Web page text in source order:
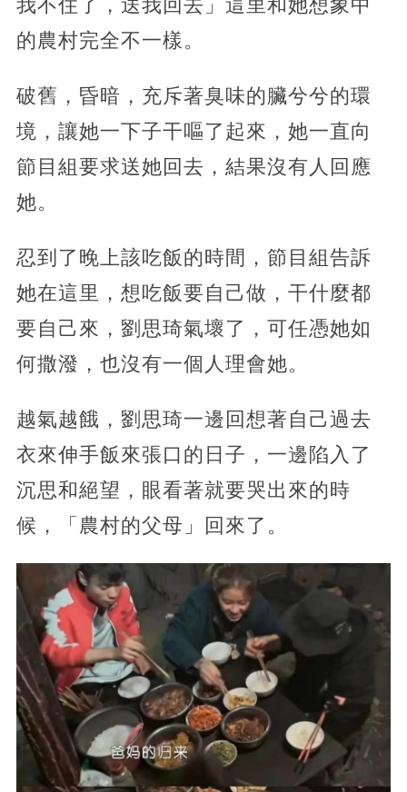
我不住了，送我回去」這里和她想象中
的農村完全不一樣。
破舊，昏暗，充斥著臭味的臟兮兮的環
境，讓她一下子干嘔了起來，她一直向
節目組要求送她回去，結果沒有人回應
她。
忍到了晚上該吃飯的時間，節目組告訴
她在這里，想吃飯要自己做，干什麼都
要自己來，劉思琦氣壞了，可任憑她如
何撒潑，也沒有一個人理會她。
越氣越餓，劉思琦一邊回想著自己過去
衣來伸手飯來張口的日子，一邊陷入了
沉思和絕望，眼看著就要哭出來的時
候，「農村的父母」回來了。